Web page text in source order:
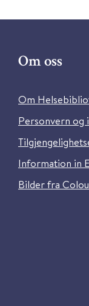
Om oss
Om
Personvern og
Information in
Bilder fra